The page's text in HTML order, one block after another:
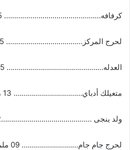
كرفافه………………………………………… 15 ملم
لحرج المركز……………………………….. 15 ملم
العدله………………………………………… 15 ملم
متعيلك أدباي……………………………. 13 ملم
ولد ينجى ………………………………………12 ملم
لحرج جام جام………………………. 09 ملم